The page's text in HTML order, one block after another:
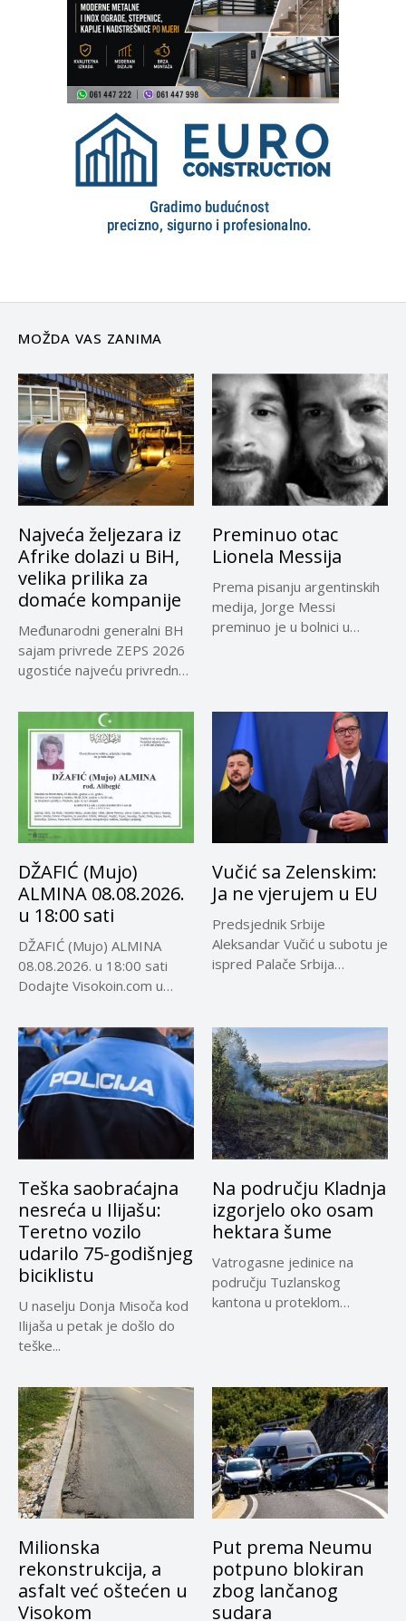
MOŽDA VAS ZANIMA
Najveća željezara iz
Afrike dolazi u BiH,
velika prilika za
domaće kompanije
Međunarodni generalni BH
sajam privrede ZEPS 2026
ugostiće najveću privrednu
Preminuo otac
Lionela Messija
Prema pisanju argentinskih
medija, Jorge Messi
preminuo je u bolnici u
DŽAFIĆ (Mujo)
ALMINA 08.08.2026.
u 18:00 sati
DŽAFIĆ (Mujo) ALMINA
08.08.2026. u 18:00 sati
Dodajte Visokoin.com u
Vučić sa Zelenskim:
Ja ne vjerujem u EU
Predsjednik Srbije
Aleksandar Vučić u subotu je
ispred Palače Srbija
Teška saobraćajna
nesreća u Ilijašu:
Teretno vozilo
udarilo 75-godišnjeg
biciklistu
U naselju Donja Misoča kod
Ilijaša u petak je došlo do
teške...
Na području Kladnja
izgorjelo oko osam
hektara šume
Vatrogasne jedinice na
području Tuzlanskog
kantona u proteklom
Milionska
rekonstrukcija, a
asfalt već oštećen u
Visokom
Put prema Neumu
potpuno blokiran
zbog lančanog
sudara